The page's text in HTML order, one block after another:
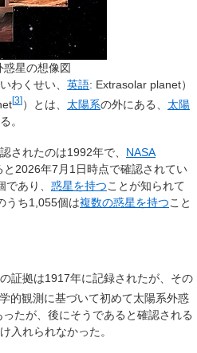
星の想像図
わくせい、 英語: Extrasolar planet）
[3]）とは、 太陽系の外にある、 太陽
。
されたのは1992年で、 NASA
2026年7月1日時点で確認されてい
であり、 惑星を持つことが知られて
うち1,055個は複数の惑星を持つこと
証拠は1917年に記録されたが、その
的観測に基づいて初めて太陽系外惑
たが、後にそうであると確認される
入れられなかった。